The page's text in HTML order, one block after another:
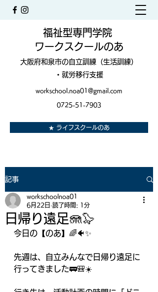
福祉型専門学院
ワークスクールのあ
大阪府和泉市の自立訓練（生活訓練）
・就労移行支援
workschool.noa01@gmail.com
0725-51-7903
★ ライフスクールのあ
記事
日帰り遠足🪼🦭
workschoolnoa01
6月22日 読了時間: 1分
今日の【のあ】🌈🐠✨
先週は、自立みんなで日帰り遠足に
行ってきました🚃🎒☀️